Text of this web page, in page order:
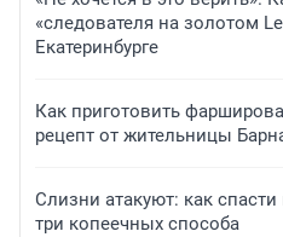
«следователя на золотом
Екатеринбурге
Как приготовить
рецепт от жительницы
Слизни атакуют: как
три копеечных способа